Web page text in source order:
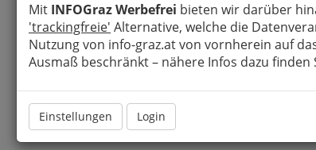
Mit INFOGraz Werbefrei bieten wir darüber
'trackingfreie' Alternative, welche die
Nutzung von info-graz.at von vornherein auf
Ausmaß beschränkt – nähere Infos dazu finden
Einstellungen Login